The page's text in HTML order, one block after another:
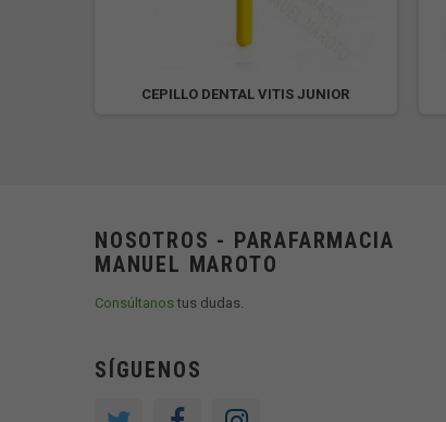
CEPILLO DENTAL VITIS JUNIOR
NOSOTROS - PARAFARMACIA
MANUEL MAROTO
Consúltanostus dudas.
SÍGUENOS